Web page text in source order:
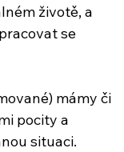
životě, a
se
mámy či
pocity a
situaci.